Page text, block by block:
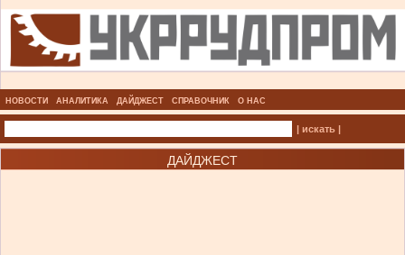
НОВОСТИ АНАЛИТИКА ДАЙДЖЕСТ СПРАВОЧНИК О НАС
| искать |
ДАЙДЖЕСТ